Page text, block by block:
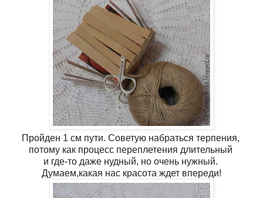
Пройден 1 см пути. Советую набраться терпения,
потому как процесс переплетения длительный
и где-то даже нудный, но очень нужный.
Думаем,какая нас красота ждет впереди!